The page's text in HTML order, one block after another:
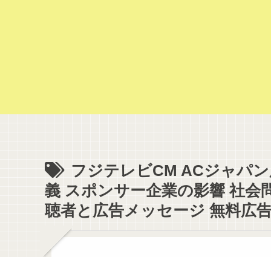
フジテレビCM ACジャパ
義 スポンサー企業の影響 社会
聴者と広告メッセージ 無料広